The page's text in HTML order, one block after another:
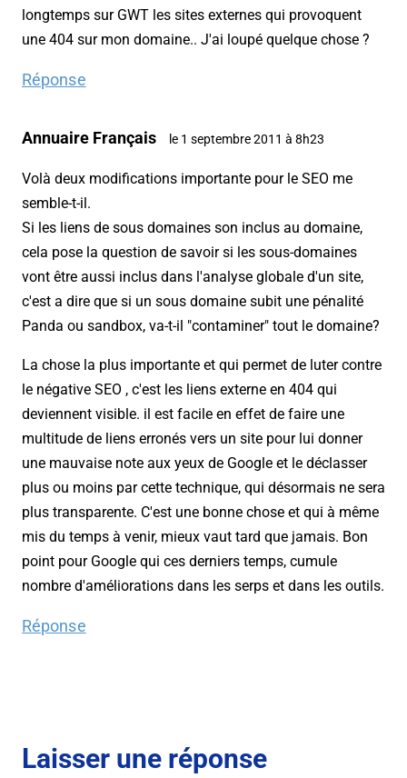
longtemps sur GWT les sites externes qui provoquent
une 404 sur mon domaine.. J'ai loupé quelque chose ?
Réponse
Annuaire Français le 1 septembre 2011 à 8h23
Volà deux modifications importante pour le SEO me
semble-t-il.
Si les liens de sous domaines son inclus au domaine,
cela pose la question de savoir si les sous-domaines
vont être aussi inclus dans l'analyse globale d'un site,
c'est a dire que si un sous domaine subit une pénalité
Panda ou sandbox, va-t-il "contaminer" tout le domaine?
La chose la plus importante et qui permet de luter contre
le négative SEO , c'est les liens externe en 404 qui
deviennent visible. il est facile en effet de faire une
multitude de liens erronés vers un site pour lui donner
une mauvaise note aux yeux de Google et le déclasser
plus ou moins par cette technique, qui désormais ne sera
plus transparente. C'est une bonne chose et qui à même
mis du temps à venir, mieux vaut tard que jamais. Bon
point pour Google qui ces derniers temps, cumule
nombre d'améliorations dans les serps et dans les outils.
Réponse
Laisser une réponse